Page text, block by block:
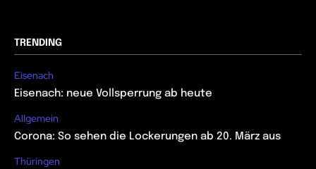
TRENDING
Eisenach
Eisenach: neue Vollsperrung ab heute
Allgemein
Corona: So sehen die Lockerungen ab 20. März aus
Thüringen